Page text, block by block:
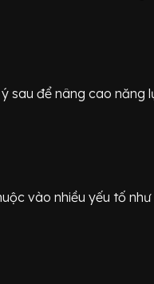
để nâng cao năng
vào nhiều yếu tố như